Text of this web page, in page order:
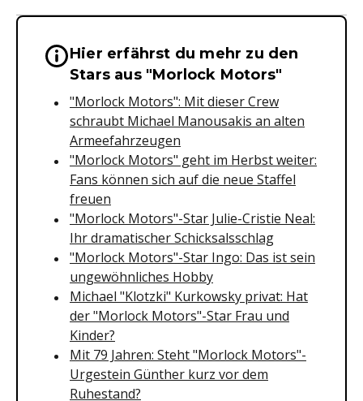
Wichtige Hinweise &
Hier erfährst du mehr zu den
Stars aus "Morlock Motors"
"Morlock Motors": Mit dieser Crew
schraubt Michael Manousakis an alten
Armeefahrzeugen
"Morlock Motors" geht im Herbst weiter:
Fans können sich auf die neue Staffel
freuen
"Morlock Motors"-Star Julie-Cristie Neal:
Ihr dramatischer Schicksalsschlag
"Morlock Motors"-Star Ingo: Das ist sein
ungewöhnliches Hobby
Michael "Klotzki" Kurkowsky privat: Hat
der "Morlock Motors"-Star Frau und
Kinder?
Mit 79 Jahren: Steht "Morlock Motors"-
Urgestein Günther kurz vor dem
Ruhestand?